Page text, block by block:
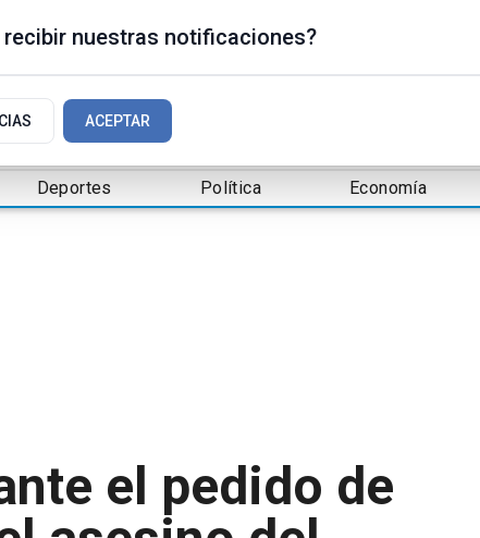
Deportes Política Economía
el pedido de
recibir nuestras notificaciones?
ACEPTAR